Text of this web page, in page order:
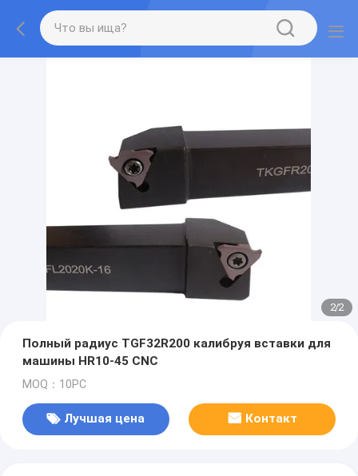
2/2
Полный радиус TGF32R200 калибруя вставки для
машины HR10-45 CNC
MOQ：10PC
Лучшая цена Контакт